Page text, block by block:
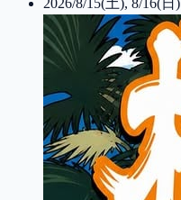
2026/8/15(土), 8/16(日)